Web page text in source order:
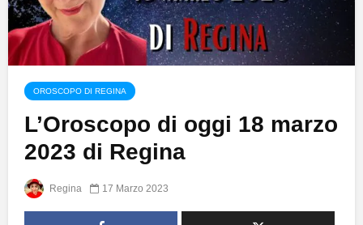
OROSCOPO DI REGINA
L’Oroscopo di oggi 18 marzo
2023 di Regina
Regina 17 Marzo 2023